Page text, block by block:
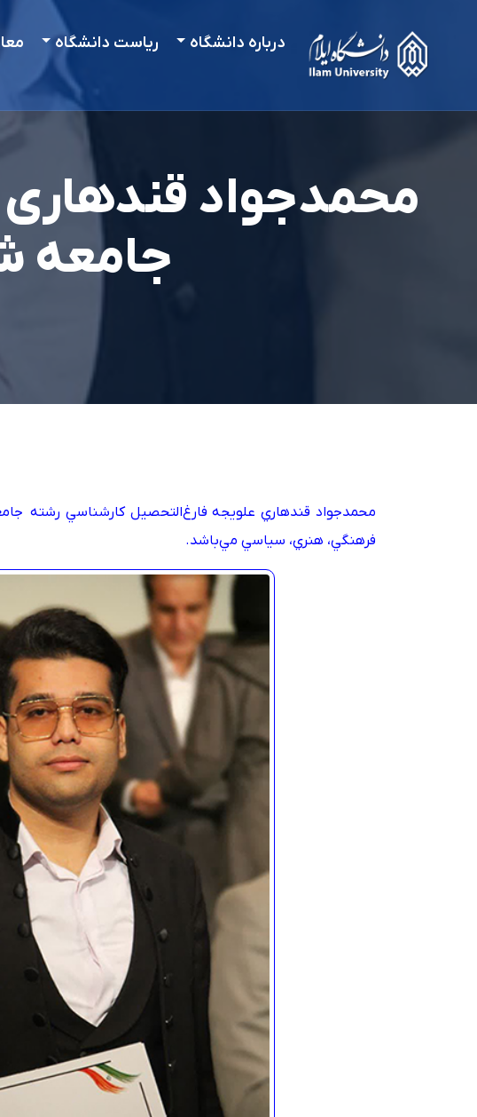
درباره دانشگاه ریاست دانشگاه
محمدجواد
جامعه
محمدجواد قندهاري علويجه فارغ‌التحصيل کارشناسي رشته
فرهنگي، هنري، سياسي مي‌باشد.